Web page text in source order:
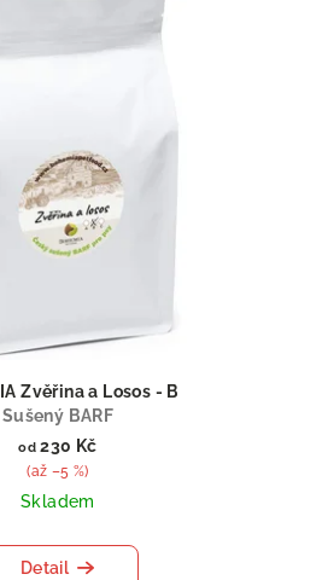
Zvěřina a Losos - B
Sušený BARF
od 230 Kč
(až –5 %)
Skladem
Detail